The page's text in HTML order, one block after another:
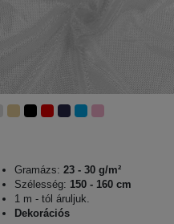
Gramázs: 23 - 30 g/m²
Szélesség: 150 - 160 cm
1 m - tól áruljuk.
Dekorációs